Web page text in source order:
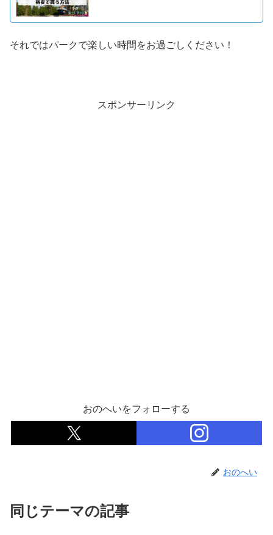
それではパークで楽しい時間をお過ごしください！
スポンサーリンク
おのへいをフォローする
おのへい
同じテーマの記事